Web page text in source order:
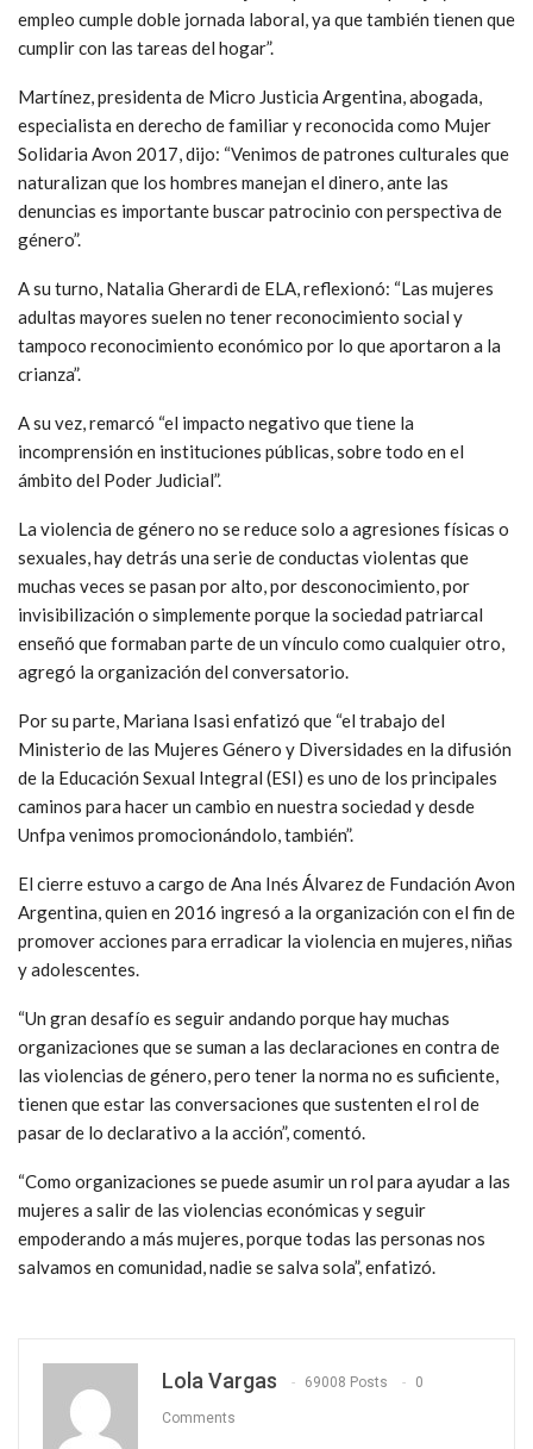
empleo cumple doble jornada laboral, ya que también tienen que
cumplir con las tareas del hogar”.
Martínez, presidenta de Micro Justicia Argentina, abogada,
especialista en derecho de familiar y reconocida como Mujer
Solidaria Avon 2017, dijo: “Venimos de patrones culturales que
naturalizan que los hombres manejan el dinero, ante las
denuncias es importante buscar patrocinio con perspectiva de
género”.
A su turno, Natalia Gherardi de ELA, reflexionó: “Las mujeres
adultas mayores suelen no tener reconocimiento social y
tampoco reconocimiento económico por lo que aportaron a la
crianza”.
A su vez, remarcó “el impacto negativo que tiene la
incomprensión en instituciones públicas, sobre todo en el
ámbito del Poder Judicial”.
La violencia de género no se reduce solo a agresiones físicas o
sexuales, hay detrás una serie de conductas violentas que
muchas veces se pasan por alto, por desconocimiento, por
invisibilización o simplemente porque la sociedad patriarcal
enseñó que formaban parte de un vínculo como cualquier otro,
agregó la organización del conversatorio.
Por su parte, Mariana Isasi enfatizó que “el trabajo del
Ministerio de las Mujeres Género y Diversidades en la difusión
de la Educación Sexual Integral (ESI) es uno de los principales
caminos para hacer un cambio en nuestra sociedad y desde
Unfpa venimos promocionándolo, también”.
El cierre estuvo a cargo de Ana Inés Álvarez de Fundación Avon
Argentina, quien en 2016 ingresó a la organización con el fin de
promover acciones para erradicar la violencia en mujeres, niñas
y adolescentes.
“Un gran desafío es seguir andando porque hay muchas
organizaciones que se suman a las declaraciones en contra de
las violencias de género, pero tener la norma no es suficiente,
tienen que estar las conversaciones que sustenten el rol de
pasar de lo declarativo a la acción”, comentó.
“Como organizaciones se puede asumir un rol para ayudar a las
mujeres a salir de las violencias económicas y seguir
empoderando a más mujeres, porque todas las personas nos
salvamos en comunidad, nadie se salva sola”, enfatizó.
Lola Vargas 69008 Posts 0
Comments